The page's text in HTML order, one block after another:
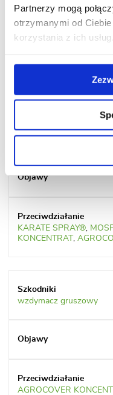
Partnerzy mogą
otrzymanymi od
korzystania z ich usług.
KARATE ZEON® 050 CS
podskórnik gruszowy
KARATE SPRAY®,
KONCENTRAT ,
wzdymacz gruszowy
AGROCOVER